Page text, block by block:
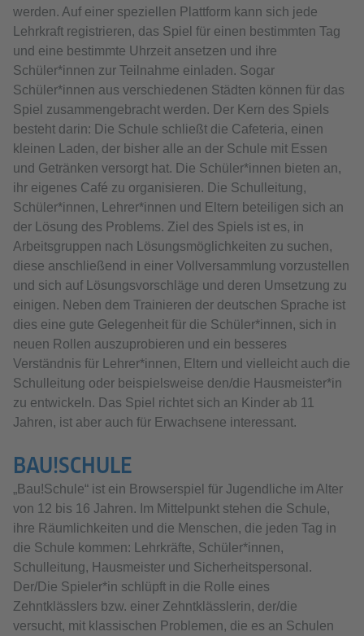
werden. Auf einer speziellen Plattform kann sich jede
Lehrkraft registrieren, das Spiel für einen bestimmten Tag
und eine bestimmte Uhrzeit ansetzen und ihre
Schüler*innen zur Teilnahme einladen. Sogar
Schüler*innen aus verschiedenen Städten können für das
Spiel zusammengebracht werden. Der Kern des Spiels
besteht darin: Die Schule schließt die Cafeteria, einen
kleinen Laden, der bisher alle an der Schule mit Essen
und Getränken versorgt hat. Die Schüler*innen bieten an,
ihr eigenes Café zu organisieren. Die Schulleitung,
Schüler*innen, Lehrer*innen und Eltern beteiligen sich an
der Lösung des Problems. Ziel des Spiels ist es, in
Arbeitsgruppen nach Lösungsmöglichkeiten zu suchen,
diese anschließend in einer Vollversammlung vorzustellen
und sich auf Lösungsvorschläge und deren Umsetzung zu
einigen. Neben dem Trainieren der deutschen Sprache ist
dies eine gute Gelegenheit für die Schüler*innen, sich in
neuen Rollen auszuprobieren und ein besseres
Verständnis für Lehrer*innen, Eltern und vielleicht auch die
Schulleitung oder beispielsweise den/die Hausmeister*in
zu entwickeln. Das Spiel richtet sich an Kinder ab 11
Jahren, ist aber auch für Erwachsene interessant.
BAU!SCHULE
„Bau!Schule“ ist ein Browserspiel für Jugendliche im Alter
von 12 bis 16 Jahren. Im Mittelpunkt stehen die Schule,
ihre Räumlichkeiten und die Menschen, die jeden Tag in
die Schule kommen: Lehrkräfte, Schüler*innen,
Schulleitung, Hausmeister und Sicherheitspersonal.
Der/Die Spieler*in schlüpft in die Rolle eines
Zehntklässlers bzw. einer Zehntklässlerin, der/die
versucht, mit klassischen Problemen, die es an Schulen